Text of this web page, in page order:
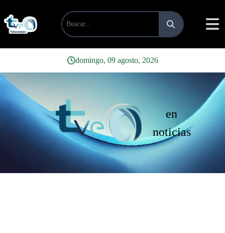
domingo, 09 agosto, 2026
en
noticias